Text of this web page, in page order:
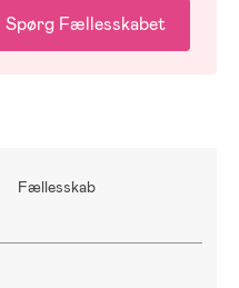
Spørg Fællesskabet
Fællesskab